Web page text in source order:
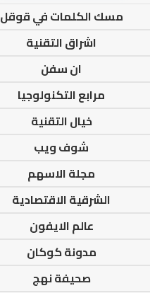
مسك الكلمات في قوقل
اشراق التقنية
ان سفن
مرابع التكنولوجيا
خيال التقنية
شوف ويب
مجلة الاسهم
الشرقية الاقتصادية
عالم الايفون
مدونة كوكان
صحيفة نهج